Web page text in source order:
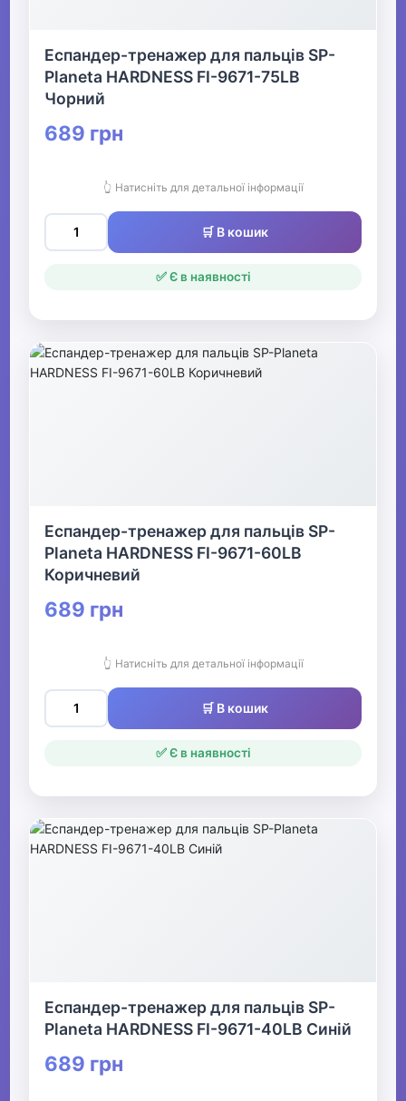
Еспандер-тренажер для пальців SP-
Planeta HARDNESS FI-9671-75LB
Чорний
689 грн
👆 Натисніть для детальної інформації
🛒 В кошик
✅ Є в наявності
Еспандер-тренажер для пальців SP-
Planeta HARDNESS FI-9671-60LB
Коричневий
689 грн
👆 Натисніть для детальної інформації
🛒 В кошик
✅ Є в наявності
Еспандер-тренажер для пальців SP-
Planeta HARDNESS FI-9671-40LB Синій
689 грн